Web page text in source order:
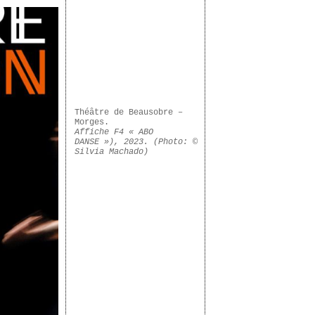
Théâtre de Beausobre –
Morges.
Affiche F4 « ABO
DANSE »), 2023. (Photo: ©
Silvia Machado)